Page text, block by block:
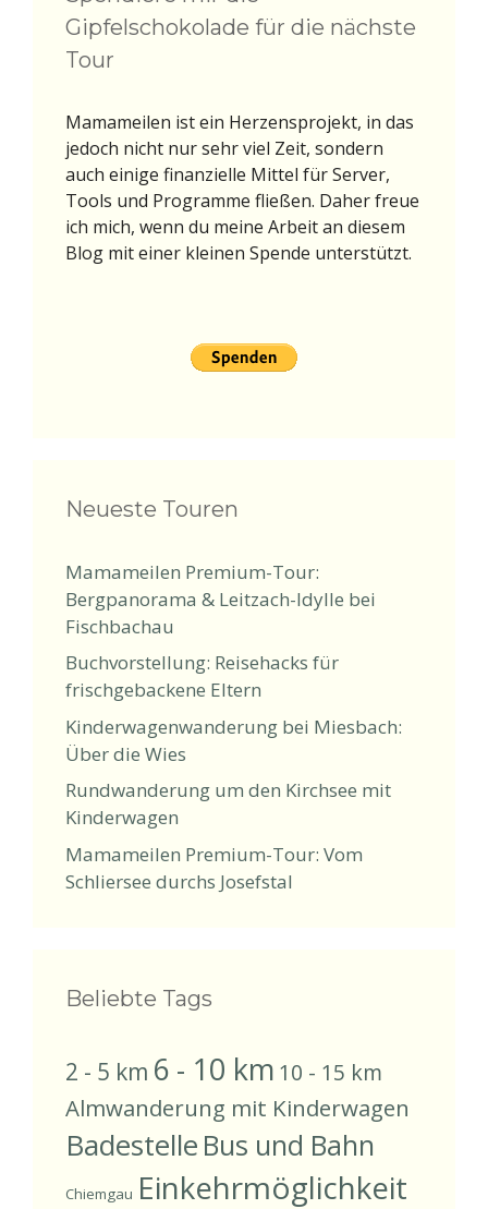
Gipfelschokolade für die nächste
Tour
Mamameilen ist ein Herzensprojekt, in das
jedoch nicht nur sehr viel Zeit, sondern
auch einige finanzielle Mittel für Server,
Tools und Programme fließen. Daher freue
ich mich, wenn du meine Arbeit an diesem
Blog mit einer kleinen Spende unterstützt.
Neueste Touren
Mamameilen Premium-Tour:
Bergpanorama & Leitzach-Idylle bei
Fischbachau
Buchvorstellung: Reisehacks für
frischgebackene Eltern
Kinderwagenwanderung bei Miesbach:
Über die Wies
Rundwanderung um den Kirchsee mit
Kinderwagen
Mamameilen Premium-Tour: Vom
Schliersee durchs Josefstal
Beliebte Tags
2 - 5 km 6 - 10 km 10 - 15 km
Almwanderung mit Kinderwagen
Badestelle Bus und Bahn
Chiemgau Einkehrmöglichkeit